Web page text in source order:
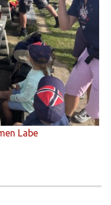
Labe